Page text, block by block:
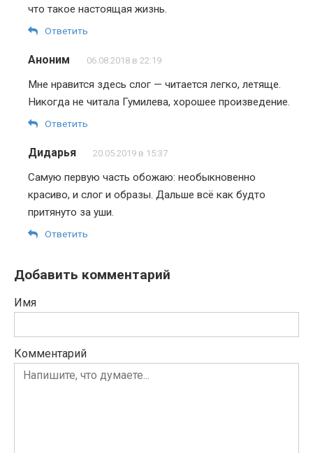
что такое настоящая жизнь.
Ответить
Аноним 06.08.2018 в 22:19
Мне нравится здесь слог — читается легко, летяще.
Никогда не читала Гумилева, хорошее произведение.
Ответить
Дидарья 20.05.2019 в 15:37
Самую первую часть обожаю: необыкновенно
красиво, и слог и образы. Дальше всё как будто
притянуто за уши.
Ответить
Добавить комментарий
Имя
Комментарий